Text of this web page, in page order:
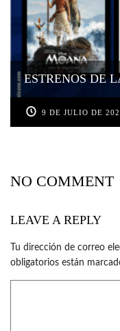
ESTRENOS DE
9 DE JULIO DE
NO COMMENT
LEAVE A REPLY
Tu dirección de correo
obligatorios están